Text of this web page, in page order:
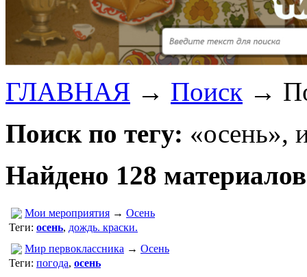
ГЛАВНАЯ → Поиск →
Поиск по тегу: «осень»,
Найдено 128 материалов
Мои мероприятия → Осень
Теги: осень, дождь. краски.
Мир первоклассника → Осень
Теги: погода, осень